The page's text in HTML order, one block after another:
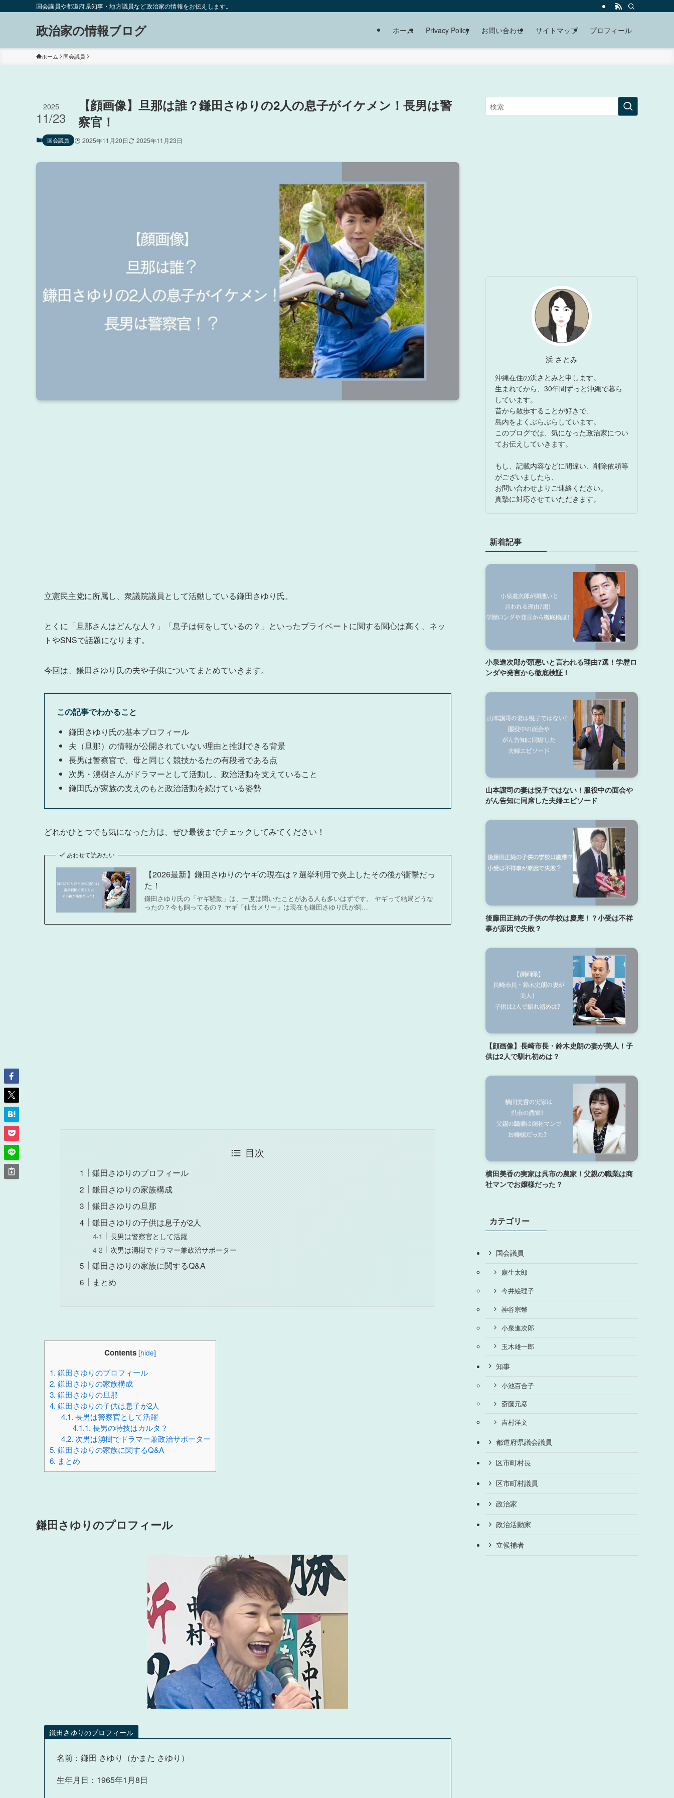
国会議員や都道府県知事・地方議員など政治家の情報をお伝えします。
政治家の情報ブログ ホーム Privacy Policy お問い合わせ サイトマップ プロフィール
ホーム 国会議員
【顔画像】旦那は誰？鎌田さゆりの2人の息子がイケメン！長男は警
察官！
2025
11/23
国会議員 2025年11月20日 2025年11月23日
立憲民主党に所属し、衆議院議員として活動している鎌田さゆり氏。
とくに「旦那さんはどんな人？」「息子は何をしているの？」といったプライベートに関する関心は高く、ネッ
トやSNSで話題になります。
今回は、鎌田さゆり氏の夫や子供についてまとめていきます。
この記事でわかること
鎌田さゆり氏の基本プロフィール
夫（旦那）の情報が公開されていない理由と推測できる背景
長男は警察官で、母と同じく競技かるたの有段者である点
次男・湧樹さんがドラマーとして活動し、政治活動を支えていること
鎌田氏が家族の支えのもと政治活動を続けている姿勢
どれかひとつでも気になった方は、ぜひ最後までチェックしてみてください！
あわせて読みたい
【2026最新】鎌田さゆりのヤギの現在は？選挙利用で炎上したその後が衝撃だっ
た！
鎌田さゆり氏の「ヤギ騒動」は、一度は聞いたことがある人も多いはずです。 ヤギって結局どうな
ったの？今も飼ってるの？ ヤギ「仙台メリー」は現在も鎌田さゆり氏が飼…
目次
鎌田さゆりのプロフィール
鎌田さゆりの家族構成
鎌田さゆりの旦那
鎌田さゆりの子供は息子が2人
長男は警察官として活躍
次男は湧樹でドラマー兼政治サポーター
鎌田さゆりの家族に関するQ&A
まとめ
Contents [hide]
1. 鎌田さゆりのプロフィール
2. 鎌田さゆりの家族構成
3. 鎌田さゆりの旦那
4. 鎌田さゆりの子供は息子が2人
4.1. 長男は警察官として活躍
4.1.1. 長男の特技はカルタ？
4.2. 次男は湧樹でドラマー兼政治サポーター
5. 鎌田さゆりの家族に関するQ&A
6. まとめ
鎌田さゆりのプロフィール
鎌田さゆりのプロフィール
名前：鎌田 さゆり（かまた さゆり）
生年月日：1965年1月8日
浜 さとみ
沖縄在住の浜さとみと申します。
生まれてから、30年間ずっと沖縄で暮ら
しています。
昔から散歩することが好きで、
島内をよくぶらぶらしています。
このブログでは、気になった政治家につい
てお伝えしていきます。
もし、記載内容などに間違い、削除依頼等
がございましたら、
お問い合わせよりご連絡ください。
真摯に対応させていただきます。
新着記事
小泉進次郎が頭悪いと言われる理由7選！学歴ロ
ンダや発言から徹底検証！
山本譲司の妻は悦子ではない！服役中の面会や
がん告知に同席した夫婦エピソード
後藤田正純の子供の学校は慶應！？小受は不祥
事が原因で失敗？
【顔画像】長崎市長・鈴木史朗の妻が美人！子
供は2人で馴れ初めは？
横田美香の実家は呉市の農家！父親の職業は商
社マンでお嬢様だった？
カテゴリー
国会議員
麻生太郎
今井絵理子
神谷宗幣
小泉進次郎
玉木雄一郎
知事
小池百合子
斎藤元彦
吉村洋文
都道府県議会議員
区市町村長
区市町村議員
政治家
政治活動家
立候補者